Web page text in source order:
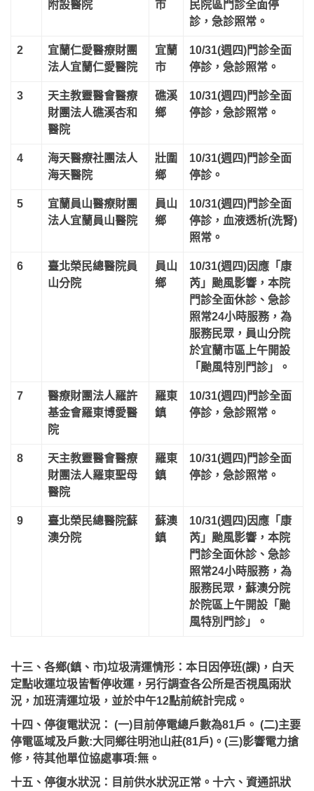
附設醫院 市
民院區門診全面停
診，急診照常。
2
宜蘭仁愛醫療財團
法人宜蘭仁愛醫院
宜蘭
市
10/31(週四)門診全面
停診，急診照常。
3
天主教靈醫會醫療
財團法人礁溪杏和
醫院
礁溪
鄉
10/31(週四)門診全面
停診，急診照常。
4
海天醫療社團法人
海天醫院
壯圍
鄉
10/31(週四)門診全面
停診。
5
宜蘭員山醫療財團
法人宜蘭員山醫院
員山
鄉
10/31(週四)門診全面
停診，血液透析(洗腎)
照常。
6
臺北榮民總醫院員
山分院
員山
鄉
10/31(週四)因應「康
芮」颱風影響，本院
門診全面休診、急診
照常24小時服務，為
服務民眾，員山分院
於宜蘭市區上午開設
「颱風特別門診」。
7
醫療財團法人羅許
基金會羅東博愛醫
院
羅東
鎮
10/31(週四)門診全面
停診，急診照常。
8
天主教靈醫會醫療
財團法人羅東聖母
醫院
羅東
鎮
10/31(週四)門診全面
停診，急診照常。
9
臺北榮民總醫院蘇
澳分院
蘇澳
鎮
10/31(週四)因應「康
芮」颱風影響，本院
門診全面休診、急診
照常24小時服務，為
服務民眾，蘇澳分院
於院區上午開設「颱
風特別門診」。
十三、各鄉(鎮、市)垃圾清運情形：本日因停班(課)，白天
定點收運垃圾皆暫停收運，另行調查各公所是否視風雨狀
況，加班清運垃圾，並於中午12點前統計完成。
十四、停復電狀況： (一)目前停電總戶數為81戶。 (二)主要
停電區域及戶數:大同鄉往明池山莊(81戶)。(三)影響電力搶
修，待其他單位協處事項:無。
十五、停復水狀況：目前供水狀況正常。十六、資通訊狀